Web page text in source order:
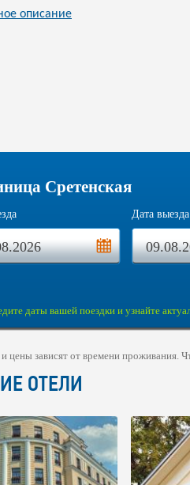
описание
Сретенская
Дата выезда
даты вашей поездки и узнайте
цены зависят от времени проживания.
ОТЕЛИ